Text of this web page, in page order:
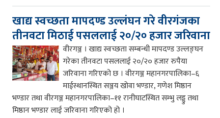
खाद्य स्वच्छता मापदण्ड उल्लंघन गरे वीरगंजका
तीनवटा मिठाई पसललाई २०/२० हजार जरिवाना
वीरगञ्ज । खाद्य स्वच्छता सम्बन्धी मापदण्ड उल्लङ्घन
गरेका तीनवटा पसललाई २०/२० हजार रुपैया
जरिवाना गरिएको छ । वीरगञ्ज महानगरपालिका–६
माईस्थानस्थित सञ्जय खोवा भण्डार, गणेश मिष्ठान
भण्डार तथा वीरगञ्ज महानगरपालिका–११ रानीघाटस्थित सम्भु लड्डु तथा
मिष्ठान भण्डार लाई जरिवाना गरिएको हो ।